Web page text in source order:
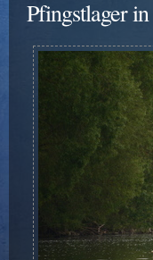
Pfingstlager